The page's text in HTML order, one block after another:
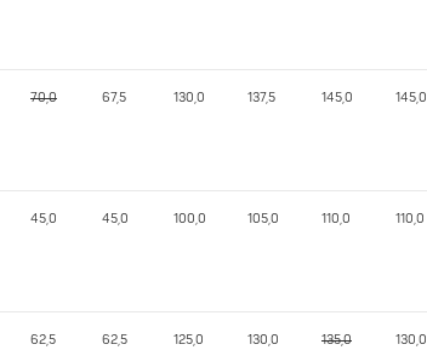
70,0 67,5 130,0 137,5 145,0 145,0
45,0 45,0 100,0 105,0 110,0 110,0
62,5 62,5 125,0 130,0 135,0 130,0